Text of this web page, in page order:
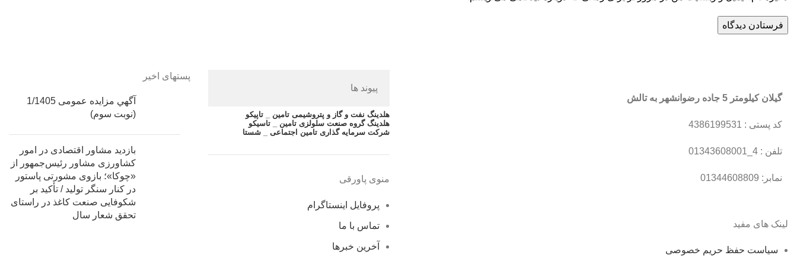
گیلان کیلومتر 5 جاده رضوانشهر به تالش
کد پستی : 4386199531
تلفن : 4_01343608001
نمابر: 01344608809
لینک های مفید
سیاست حفظ حریم خصوصی
پیوند ها
هلدینگ نفت و گاز و پتروشیمی تامین _ تاپیکو
هلدینگ گروه صنعت سلولزی تامین _ تاسیکو
شرکت سرمایه گذاری تامین اجتماعی _ شستا
منوی پاورقی
پروفایل اینستاگرام
تماس با ما
آخرین خبرها
پستهای اخیر
آگهي مزایده عمومی 1/1405
(نوبت سوم)
بازدید مشاور اقتصادی در امور
کشاورزی مشاور رئیس‌جمهور از
«چوکا»؛ بازوی مشورتی پاستور
در کنار سنگر تولید / تأکید بر
شکوفایی صنعت کاغذ در راستای
تحقق شعار سال